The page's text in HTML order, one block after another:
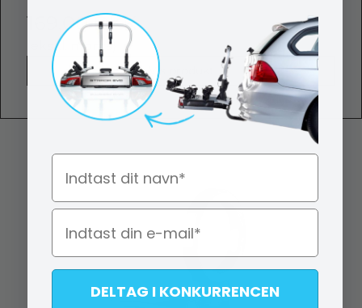
169,00 DKK
(ekskl. moms)
Vis produkt
DELTAG I KONKURRENCEN